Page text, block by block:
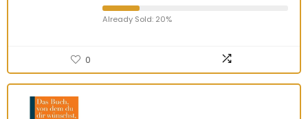
Already Sold: 20%
0